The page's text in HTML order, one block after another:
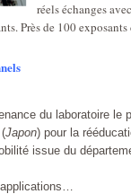
réels échanges
Près de 100
du laboratoire le
(Japon) pour la
issue du